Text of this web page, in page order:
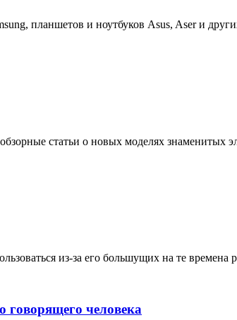
планшетов и ноутбуков Asus, Aser и
статьи о новых моделях знаменитых
из-за его большущих на те времена
говорящего человека